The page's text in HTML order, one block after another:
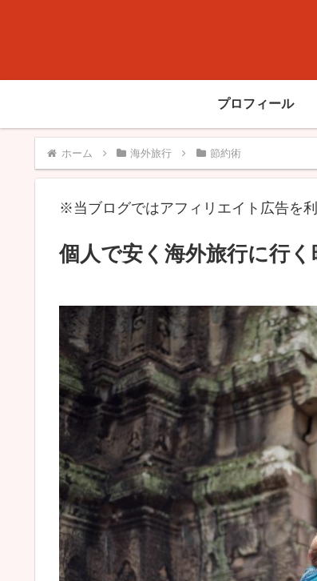
プロフィール
ホーム 海外旅行 節約術
※当ブログではアフィリエイト広告を利
個人で安く海外旅行に行